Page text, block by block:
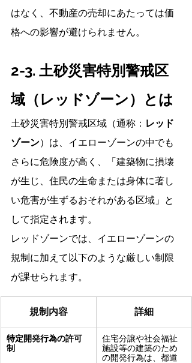
はなく、不動産の売却にあたっては価
格への影響が避けられません。
2-3. 土砂災害特別警戒区
域（レッドゾーン）とは
土砂災害特別警戒区域（通称： レッド
ゾーン）は、イエローゾーンの中でも
さらに危険度が高く、「建築物に損壊
が生じ、住民の生命または身体に著し
い危害が生ずるおそれがある区域」と
して指定されます。
レッドゾーンでは、イエローゾーンの
規制に加えて以下のような厳しい制限
が課せられます。
規制内容 詳細
特定開発行為の許可
制
住宅分譲や社会福祉
施設等の建築のため
の開発行為は、都道